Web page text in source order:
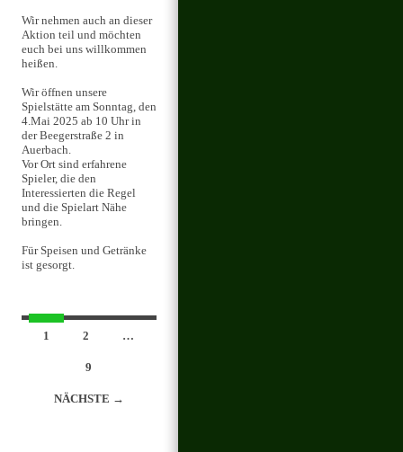
Wir nehmen auch an dieser
Aktion teil und möchten
euch bei uns willkommen
heißen.
Wir öffnen unsere
Spielstätte am Sonntag, den
4.Mai 2025 ab 10 Uhr in
der Beegerstraße 2 in
Auerbach.
Vor Ort sind erfahrene
Spieler, die den
Interessierten die Regel
und die Spielart Nähe
bringen.
Für Speisen und Getränke
ist gesorgt.
Beitrags-
Navigation
1 2 …
9
NÄCHSTE →